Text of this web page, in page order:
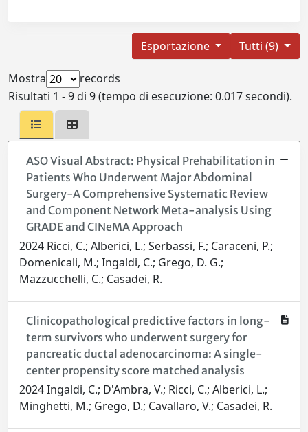
Tutti (9)
Esportazione
Mostra
records
Risultati 1 - 9 di 9 (tempo di esecuzione: 0.017 secondi).
ASO Visual Abstract: Physical Prehabilitation in
Patients Who Underwent Major Abdominal
Surgery-A Comprehensive Systematic Review
and Component Network Meta-analysis Using
GRADE and CINeMA Approach
2024 Ricci, C.; Alberici, L.; Serbassi, F.; Caraceni, P.;
Domenicali, M.; Ingaldi, C.; Grego, D. G.;
Mazzucchelli, C.; Casadei, R.
Clinicopathological predictive factors in long-
term survivors who underwent surgery for
pancreatic ductal adenocarcinoma: A single-
center propensity score matched analysis
2024 Ingaldi, C.; D'Ambra, V.; Ricci, C.; Alberici, L.;
Minghetti, M.; Grego, D.; Cavallaro, V.; Casadei, R.